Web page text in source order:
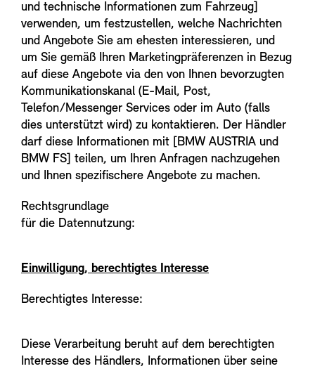
und technische Informationen zum Fahrzeug]
verwenden, um festzustellen, welche Nachrichten
und Angebote Sie am ehesten interessieren, und
um Sie gemäß Ihren Marketingpräferenzen in Bezug
auf diese Angebote via den von Ihnen bevorzugten
Kommunikationskanal (E-Mail, Post,
Telefon/Messenger Services oder im Auto (falls
dies unterstützt wird) zu kontaktieren. Der Händler
darf diese Informationen mit [BMW AUSTRIA und
BMW FS] teilen, um Ihren Anfragen nachzugehen
und Ihnen spezifischere Angebote zu machen.
Rechtsgrundlage
für die Datennutzung:
Einwilligung, berechtigtes Interesse
Berechtigtes Interesse:
Diese Verarbeitung beruht auf dem berechtigten
Interesse des Händlers, Informationen über seine